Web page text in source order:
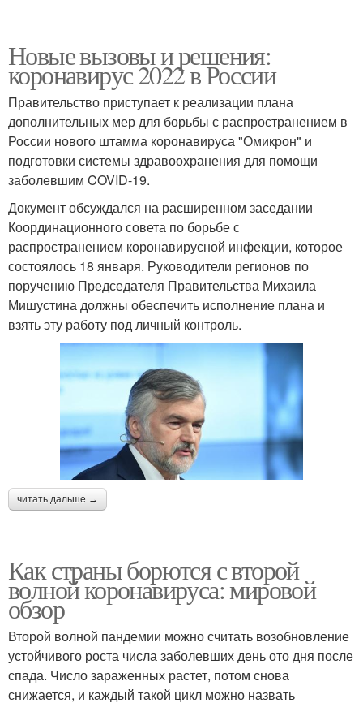
Новые вызовы и решения:
коронавирус 2022 в России
Правительство приступает к реализации плана
дополнительных мер для борьбы с распространением в
России нового штамма коронавируса "Омикрон" и
подготовки системы здравоохранения для помощи
заболевшим COVID-19.
Документ обсуждался на расширенном заседании
Координационного совета по борьбе с
распространением коронавирусной инфекции, которое
состоялось 18 января. Руководители регионов по
поручению Председателя Правительства Михаила
Мишустина должны обеспечить исполнение плана и
взять эту работу под личный контроль.
читать дальше →
Как страны борются с второй
волной коронавируса: мировой
обзор
Второй волной пандемии можно считать возобновление
устойчивого роста числа заболевших день ото дня после
спада. Число зараженных растет, потом снова
снижается, и каждый такой цикл можно назвать